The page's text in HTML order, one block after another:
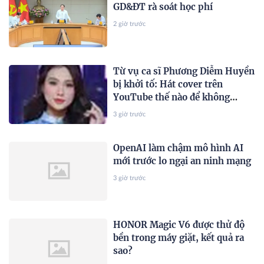
GD&ĐT rà soát học phí
2 giờ trước
Từ vụ ca sĩ Phương Diễm Huyền
bị khởi tố: Hát cover trên
YouTube thế nào để không
vướng bản quyền?
3 giờ trước
OpenAI làm chậm mô hình AI
mới trước lo ngại an ninh mạng
3 giờ trước
HONOR Magic V6 được thử độ
bền trong máy giặt, kết quả ra
sao?